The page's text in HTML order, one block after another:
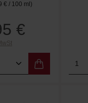
Wert ein
€ / 100 ml)
Preis:
€
Gib den